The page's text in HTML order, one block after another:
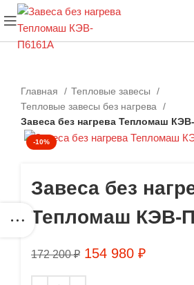
Главная
Тепловые завесы
Тепловые завесы без нагрева
Завеса без нагрева Тепломаш
-10%
Завеса без
Тепломаш КЭВ-
172 200₽ 154 980 ₽